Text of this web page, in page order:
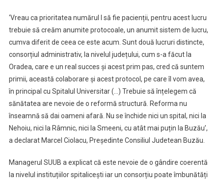
‘Vreau ca prioritatea numărul I să fie pacienții, pentru acest lucru
trebuie să creăm anumite protocoale, un anumit sistem de lucru,
cumva diferit de ceea ce este acum. Sunt două lucruri distincte,
consorțiul administrativ, la nivelul județului, cum s-a făcut la
Oradea, care e un real succes și acest prim pas, cred că suntem
primii, această colaborare și acest protocol, pe care îl vom avea,
în principal cu Spitalul Universitar (…) Trebuie să înțelegem că
sănătatea are nevoie de o reformă structură. Reforma nu
înseamnă să dai oameni afară. Nu se închide nici un spital, nici la
Nehoiu, nici la Râmnic, nici la Smeeni, cu atât mai puțin la Buzău’,
a declarat Marcel Ciolacu, Preşedinte Consiliul Judetean Buzău.
Managerul SUUB a explicat că este nevoie de o gândire coerentă
la nivelul instituțiilor spitalicești iar un consorțiu poate îmbunătăți